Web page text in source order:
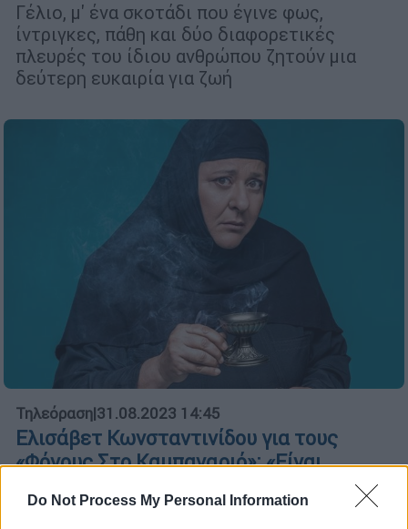
Do Not Process My Personal Information
Γέλιο, μ' ένα σκοτάδι που έγινε φως,
ίντριγκες, πάθη και δύο διαφορετικές
πλευρές του ίδιου ανθρώπου ζητούν μια
δεύτερη ευκαιρία για ζωή
Τηλεόραση|31.08.2023 14:45
Ελισάβετ Κωνσταντινίδου για τους
«Φόνους Στο Καμπαναριό»: «Είναι
μοναχής»